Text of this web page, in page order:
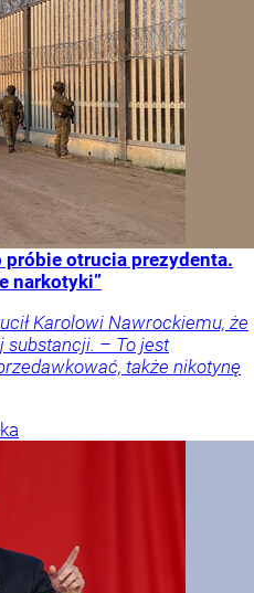
próbie otrucia prezydenta.
narkotyki”
Karolowi Nawrockiemu, że
substancji. – To jest
także nikotynę